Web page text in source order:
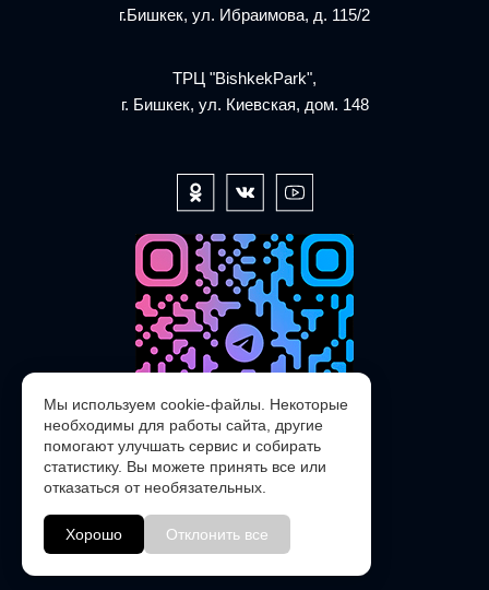
г.Бишкек, ул. Ибраимова, д. 115/2
ТРЦ "BishkekPark",
г. Бишкек, ул. Киевская, дом. 148
@POLARIS_SERVICE_KG_bot
Мы используем cookie-файлы. Некоторые
необходимы для работы сайта, другие
помогают улучшать сервис и собирать
статистику. Вы можете принять все или
отказаться от необязательных.
Хорошо Отклонить все